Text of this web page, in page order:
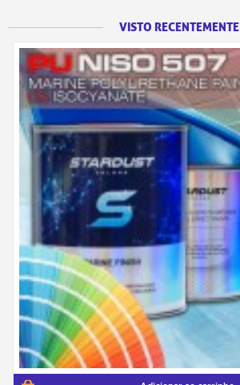
VISTO RECENTEMENTE